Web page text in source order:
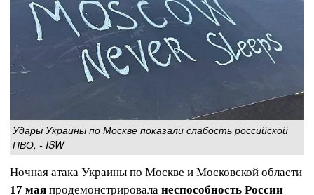
Удары Украины по Москве показали слабость российской
ПВО, - ISW
Ночная атака Украины по Москве и Московской области
17 мая продемонстрировала неспособность России